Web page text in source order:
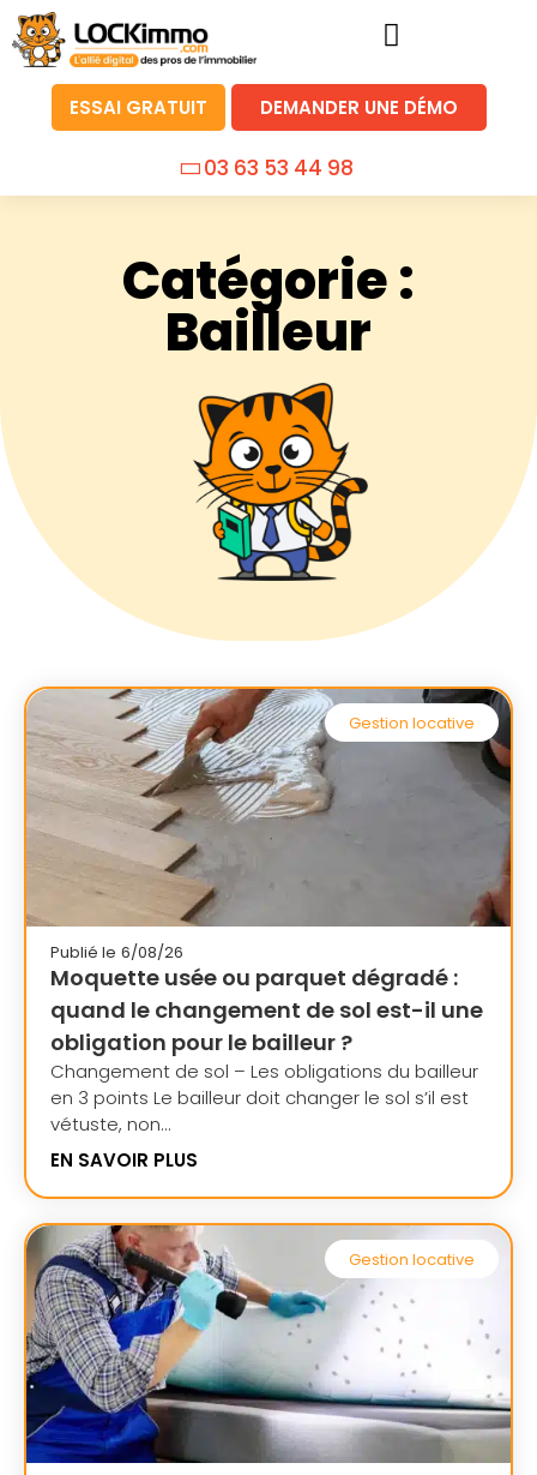
ESSAI GRATUIT DEMANDER UNE DÉMO
03 63 53 44 98
Catégorie :
Bailleur
Gestion locative
Publié le 6/08/26
Moquette usée ou parquet dégradé :
quand le changement de sol est-il une
obligation pour le bailleur ?
Changement de sol – Les obligations du bailleur
en 3 points Le bailleur doit changer le sol s’il est
vétuste, non...
EN SAVOIR PLUS
Gestion locative